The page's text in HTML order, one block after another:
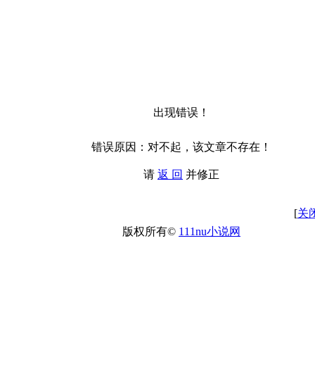
出现错误！
错误原因：对不起，该文章不存在！
请 返 回 并修正
[关
版权所有© 111nu小说网